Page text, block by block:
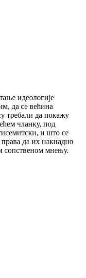
идеологије
да се већина
требали да покажу
чланку, под
и што се
да их накнадно
сопственом мнењу.